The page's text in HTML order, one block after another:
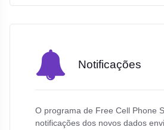
Notificações
O programa de Free Cell Phone
notificações dos novos dados